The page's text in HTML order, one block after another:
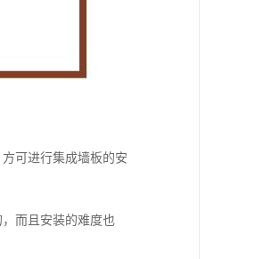
可进行集成墙板的安
而且安装的难度也